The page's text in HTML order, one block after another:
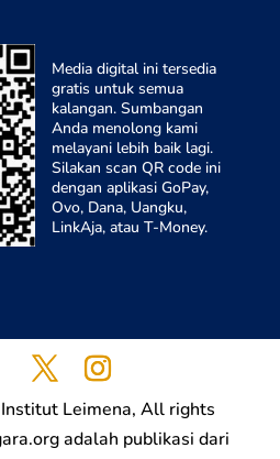
Media digital ini tersedia
gratis untuk semua
kalangan. Sumbangan
Anda menolong kami
melayani lebih baik lagi.
Silakan scan QR code ini
dengan aplikasi GoPay,
Ovo, Dana, Uangku,
LinkAja, atau T-Money.
Leimena, All rights
adalah publikasi dari